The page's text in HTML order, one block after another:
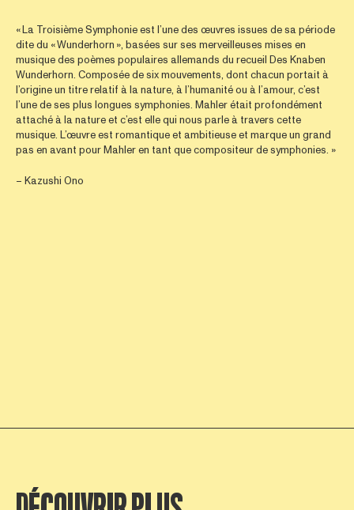
« La Troisième Symphonie est l’une des œuvres issues de sa période
dite du « Wunderhorn », basées sur ses merveilleuses mises en
musique des poèmes populaires allemands du recueil Des Knaben
Wunderhorn. Composée de six mouvements, dont chacun portait à
l’origine un titre relatif à la nature, à l’humanité ou à l’amour, c’est
l’une de ses plus longues symphonies. Mahler était profondément
attaché à la nature et c’est elle qui nous parle à travers cette
musique. L’œuvre est romantique et ambitieuse et marque un grand
pas en avant pour Mahler en tant que compositeur de symphonies. »
– Kazushi Ono